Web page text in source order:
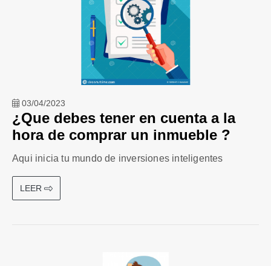
03/04/2023
¿Que debes tener en cuenta a la
hora de comprar un inmueble ?
Aqui inicia tu mundo de inversiones inteligentes
LEER